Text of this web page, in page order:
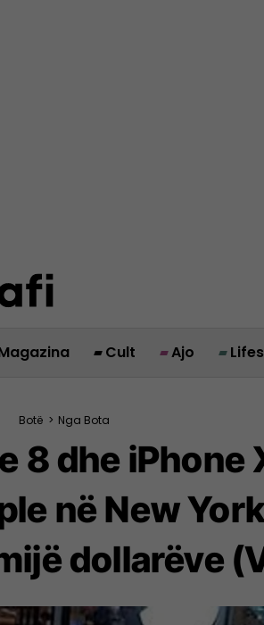
Cult Ajo
Botë > Nga Bota
8 dhe iPhone
në New
dollarëve